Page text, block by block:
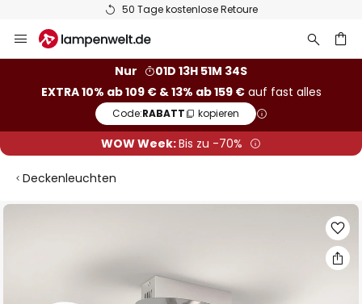
50 Tage kostenlose Retoure
Inhalt
Nur
01D 13H 51M 33S
EXTRA 10% ab 109 € & 13% ab 159 €auf fast alles
Code:RABATT kopieren
WOW Week:Bis zu -70%
Deckenleuchten
Zum